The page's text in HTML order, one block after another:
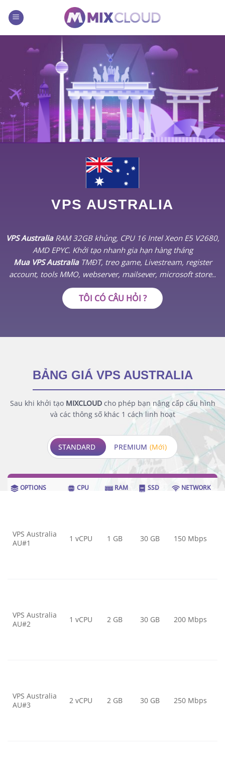
đến
VPS AUSTRALIA
VPS AustraliaRAM 32GB khủng, CPU 16 Intel Xeon E5 V2680,
AMD EPYC. Khởi tạo nhanh gia hạn hàng tháng
Mua VPS AustraliaTMĐT, treo game, Livestream, register
account, tools MMO, webserver, mailsever, microsoft store..
TÔI CÓ CÂU HỎI ?
BẢNG GIÁ VPS AUSTRALIA
Sau khi khởi tạo MIXCLOUDcho phép bạn nâng cấp cấu hình
và các thông số khác 1 cách linh hoạt
STANDARD PREMIUM (Mới)
OPTIONS CPU RAM SSD NETWORK
VPS Australia
AU#1
1 vCPU 1 GB 30 GB 150 Mbps
VPS Australia
AU#2
1 vCPU 2 GB 30 GB 200 Mbps
VPS Australia
AU#3
2 vCPU 2 GB 30 GB 250 Mbps